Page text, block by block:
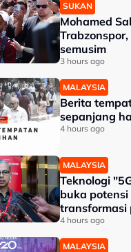
SUKAN
Mohamed
semusim
3 hours ago
MALAYSIA
Berita
sepanjang
4 hours ago
MALAYSIA
Teknologi
buka
transformasi
- Fahmi
4 hours ago
MALAYSIA